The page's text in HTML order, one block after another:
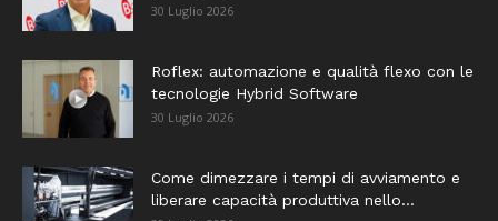
30 Luglio 2026
Roflex: automazione e qualità flexo con le
tecnologie Hybrid Software
30 Luglio 2026
Come dimezzare i tempi di avviamento e
liberare capacità produttiva nello...